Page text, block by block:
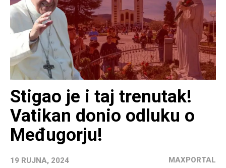
Stigao je i taj trenutak!
Vatikan donio odluku o
Međugorju!
19 RUJNA, 2024 MAXPORTAL